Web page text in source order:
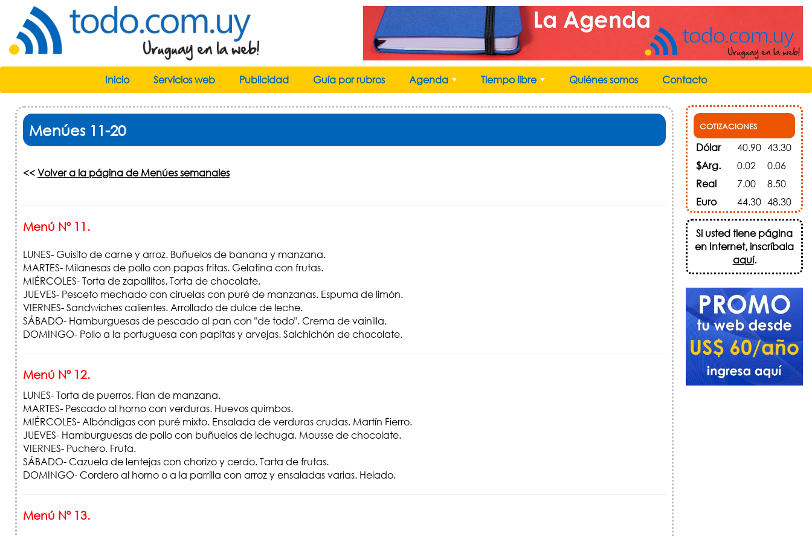
Inicio Servicios web Publicidad Guía por rubros
+
Agenda
+
Tiempo libre Quiénes somos Contacto
Menúes 11-20
<<Volver a la página de Menúes semanales
Menú Nº 11.
LUNES- Guisito de carne y arroz. Buñuelos de banana y manzana.
MARTES- Milanesas de pollo con papas fritas. Gelatina con frutas.
MIÉRCOLES- Torta de zapallitos. Torta de chocolate.
JUEVES- Pesceto mechado con ciruelas con puré de manzanas. Espuma de limón.
VIERNES- Sandwiches calientes. Arrollado de dulce de leche.
SÁBADO- Hamburguesas de pescado al pan con "de todo". Crema de vainilla.
DOMINGO- Pollo a la portuguesa con papitas y arvejas. Salchichón de chocolate.
Menú Nº 12.
LUNES- Torta de puerros. Flan de manzana.
MARTES- Pescado al horno con verduras. Huevos quimbos.
MIÉRCOLES- Albóndigas con puré mixto. Ensalada de verduras crudas. Martín Fierro.
JUEVES- Hamburguesas de pollo con buñuelos de lechuga. Mousse de chocolate.
VIERNES- Puchero. Fruta.
SÁBADO- Cazuela de lentejas con chorizo y cerdo. Tarta de frutas.
DOMINGO- Cordero al horno o a la parrilla con arroz y ensaladas varias. Helado.
Menú Nº 13.
COTIZACIONES
Dólar 40.90 43.30
$Arg.
0.02
0.06
Real
7.00
8.50
Euro
44.30 48.30
Si usted tiene página
en Internet, inscríbala
aquí.